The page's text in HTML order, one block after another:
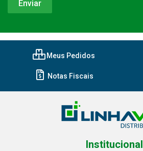
Meus Pedidos
Notas Fiscais
Institucional